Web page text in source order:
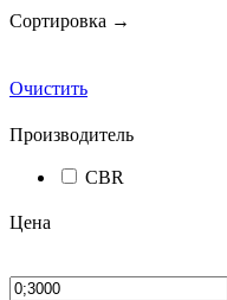
Сортировка →
Очистить
Производитель
CBR
Цена